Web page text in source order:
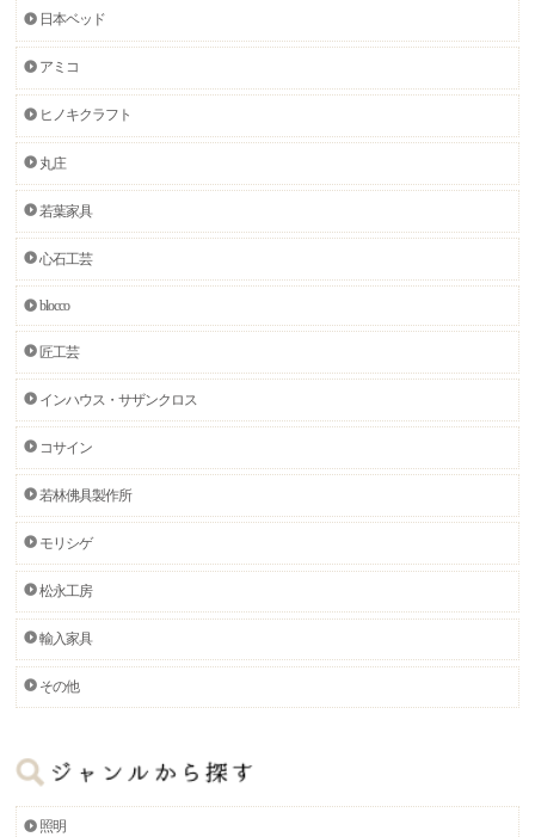
日本ベッド
アミコ
ヒノキクラフト
丸庄
若葉家具
心石工芸
blocco
匠工芸
インハウス・サザンクロス
コサイン
若林佛具製作所
モリシゲ
松永工房
輸入家具
その他
照明